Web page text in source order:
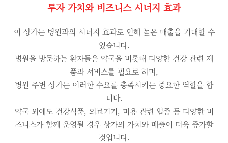
투자 가치와 비즈니스 시너지 효과
이 상가는 병원과의 시너지 효과로 인해 높은 매출을 기대할 수
있습니다.
병원을 방문하는 환자들은 약국을 비롯해 다양한 건강 관련 제
품과 서비스를 필요로 하며,
병원 주변 상가는 이러한 수요를 충족시키는 중요한 역할을 합
니다.
약국 외에도 건강식품, 의료기기, 미용 관련 업종 등 다양한 비
즈니스가 함께 운영될 경우 상가의 가치와 매출이 더욱 증가할
것입니다.